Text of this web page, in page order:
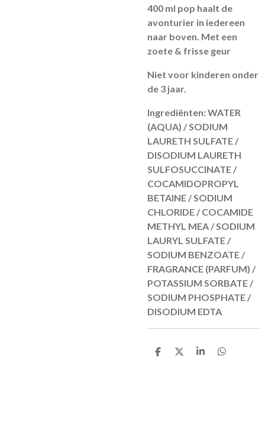
400 ml pop haalt de
avonturier in iedereen
naar boven. Met een
zoete & frisse geur
Niet voor kinderen onder
de 3 jaar.
Ingrediënten: WATER
(AQUA) / SODIUM
LAURETH SULFATE /
DISODIUM LAURETH
SULFOSUCCINATE /
COCAMIDOPROPYL
BETAINE / SODIUM
CHLORIDE / COCAMIDE
METHYL MEA / SODIUM
LAURYL SULFATE /
SODIUM BENZOATE /
FRAGRANCE (PARFUM) /
POTASSIUM SORBATE /
SODIUM PHOSPHATE /
DISODIUM EDTA
D
D
S
D